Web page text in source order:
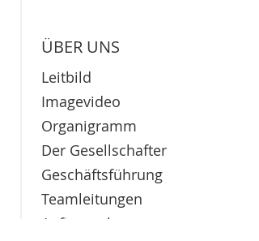
ÜBER UNS
Leitbild
Imagevideo
Organigramm
Der Gesellschafter
Geschäftsführung
Teamleitungen
Auftraggeber